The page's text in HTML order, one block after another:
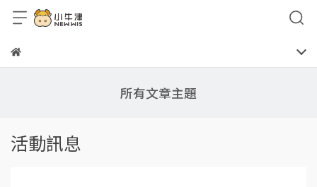
所有文章主題
活動訊息